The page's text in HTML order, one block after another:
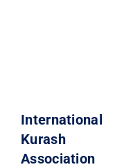
International
Kurash
Association